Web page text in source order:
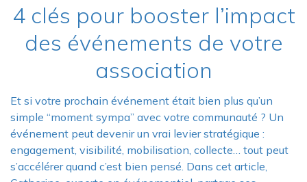
4 clés pour booster l’impact
des événements de votre
association
Et si votre prochain événement était bien plus qu’un
simple “moment sympa” avec votre communauté ? Un
événement peut devenir un vrai levier stratégique :
engagement, visibilité, mobilisation, collecte… tout peut
s’accélérer quand c’est bien pensé. Dans cet article,